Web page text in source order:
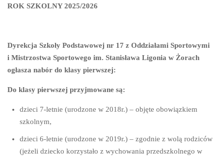
ROK SZKOLNY 2025/2026
Dyrekcja Szkoły Podstawowej nr 17 z Oddziałami Sportowymi
i Mistrzostwa Sportowego im. Stanisława Ligonia w Żorach
ogłasza nabór do klasy pierwszej:
Do klasy pierwszej przyjmowane są:
dzieci 7-letnie (urodzone w 2018r.) – objęte obowiązkiem
szkolnym,
dzieci 6-letnie (urodzone w 2019r.) – zgodnie z wolą rodziców
(jeżeli dziecko korzystało z wychowania przedszkolnego w